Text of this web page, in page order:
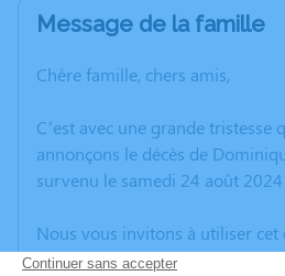
Message de la famille
Chère famille, chers amis,
C’est avec une grande tristesse
annonçons le décès de
survenu le samedi 24 août 2024
Nous vous invitons à utiliser cet
vos condoléances, partager des